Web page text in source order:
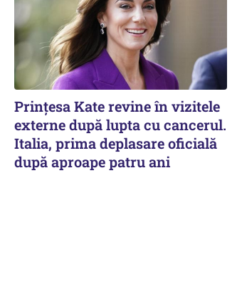
Prințesa Kate revine în vizitele
externe după lupta cu cancerul.
Italia, prima deplasare oficială
după aproape patru ani